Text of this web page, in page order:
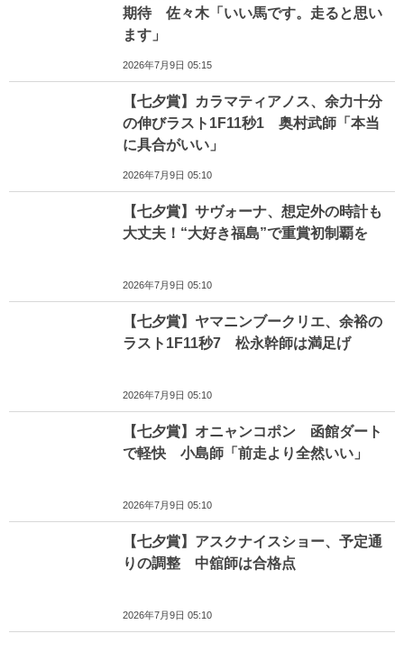
期待 佐々木「いい馬です。走ると思い
ます」
2026年7月9日 05:15
【七夕賞】カラマティアノス、余力十分
の伸びラスト1F11秒1 奥村武師「本当
に具合がいい」
2026年7月9日 05:10
【七夕賞】サヴォーナ、想定外の時計も
大丈夫！“大好き福島”で重賞初制覇を
2026年7月9日 05:10
【七夕賞】ヤマニンブークリエ、余裕の
ラスト1F11秒7 松永幹師は満足げ
2026年7月9日 05:10
【七夕賞】オニャンコポン 函館ダート
で軽快 小島師「前走より全然いい」
2026年7月9日 05:10
【七夕賞】アスクナイスショー、予定通
りの調整 中舘師は合格点
2026年7月9日 05:10